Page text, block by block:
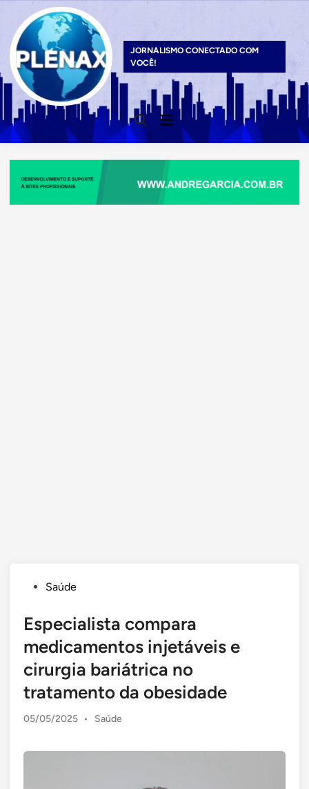
content
JORNALISMO CONECTADO COM
VOCÊ!
Open
Search
Main
Menu
PostedSaúde
Especialista compara
medicamentos injetáveis e
cirurgia bariátrica no
tratamento da obesidade
05/05/2025 •
Posted
Saúde